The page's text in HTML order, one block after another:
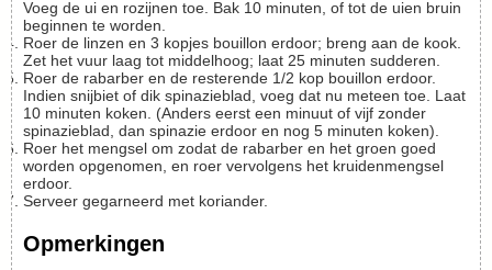
Voeg de ui en rozijnen toe. Bak 10 minuten, of tot de uien bruin
beginnen te worden.
Roer de linzen en 3 kopjes bouillon erdoor; breng aan de kook.
Zet het vuur laag tot middelhoog; laat 25 minuten sudderen.
Roer de rabarber en de resterende 1/2 kop bouillon erdoor.
Indien snijbiet of dik spinazieblad, voeg dat nu meteen toe. Laat
10 minuten koken. (Anders eerst een minuut of vijf zonder
spinazieblad, dan spinazie erdoor en nog 5 minuten koken).
Roer het mengsel om zodat de rabarber en het groen goed
worden opgenomen, en roer vervolgens het kruidenmengsel
erdoor.
Serveer gegarneerd met koriander.
Opmerkingen